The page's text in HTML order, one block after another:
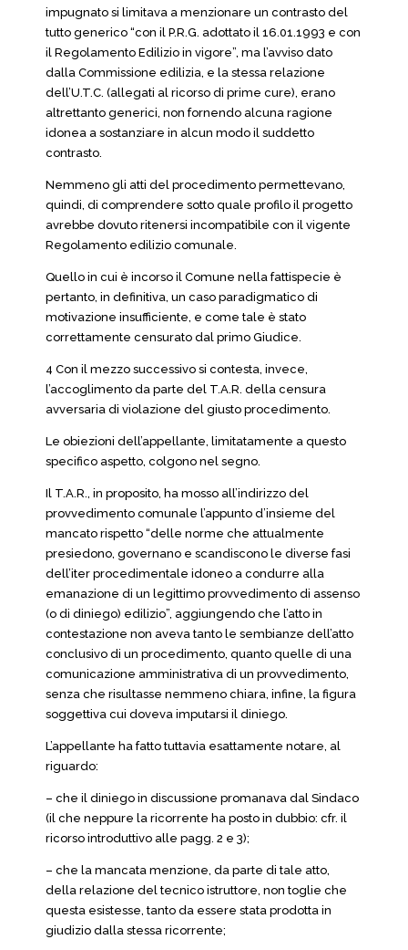
impugnato si limitava a menzionare un contrasto del
tutto generico “con il P.R.G. adottato il 16.01.1993 e con
il Regolamento Edilizio in vigore”, ma l’avviso dato
dalla Commissione edilizia, e la stessa relazione
dell’U.T.C. (allegati al ricorso di prime cure), erano
altrettanto generici, non fornendo alcuna ragione
idonea a sostanziare in alcun modo il suddetto
contrasto.
Nemmeno gli atti del procedimento permettevano,
quindi, di comprendere sotto quale profilo il progetto
avrebbe dovuto ritenersi incompatibile con il vigente
Regolamento edilizio comunale.
Quello in cui è incorso il Comune nella fattispecie è
pertanto, in definitiva, un caso paradigmatico di
motivazione insufficiente, e come tale è stato
correttamente censurato dal primo Giudice.
4 Con il mezzo successivo si contesta, invece,
l’accoglimento da parte del T.A.R. della censura
avversaria di violazione del giusto procedimento.
Le obiezioni dell’appellante, limitatamente a questo
specifico aspetto, colgono nel segno.
Il T.A.R., in proposito, ha mosso all’indirizzo del
provvedimento comunale l’appunto d’insieme del
mancato rispetto “delle norme che attualmente
presiedono, governano e scandiscono le diverse fasi
dell’iter procedimentale idoneo a condurre alla
emanazione di un legittimo provvedimento di assenso
(o di diniego) edilizio”, aggiungendo che l’atto in
contestazione non aveva tanto le sembianze dell’atto
conclusivo di un procedimento, quanto quelle di una
comunicazione amministrativa di un provvedimento,
senza che risultasse nemmeno chiara, infine, la figura
soggettiva cui doveva imputarsi il diniego.
L’appellante ha fatto tuttavia esattamente notare, al
riguardo:
– che il diniego in discussione promanava dal Sindaco
(il che neppure la ricorrente ha posto in dubbio: cfr. il
ricorso introduttivo alle pagg. 2 e 3);
– che la mancata menzione, da parte di tale atto,
della relazione del tecnico istruttore, non toglie che
questa esistesse, tanto da essere stata prodotta in
giudizio dalla stessa ricorrente;